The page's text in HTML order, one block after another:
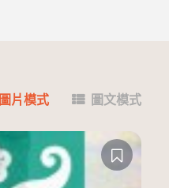
圖片模式 圖文模式